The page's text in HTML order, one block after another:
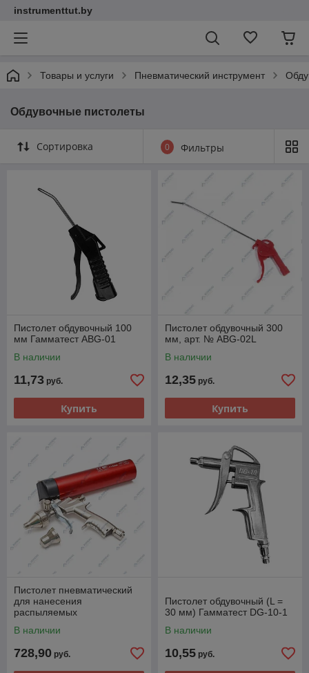
instrumenttut.by
Товары и услуги Пневматический инструмент
Обдувочные пистолеты
Сортировка 0 Фильтры
Пистолет обдувочный 100
мм Гамматест ABG-01
В наличии
11,73 руб.
Купить
Пистолет обдувочный 300
мм, арт. № ABG-02L
В наличии
12,35 руб.
Купить
Пистолет пневматический
для нанесения
распыляемых
герметиков F1/SAM MY2020
В наличии
728,90 руб.
Пистолет обдувочный (L =
30 мм) Гамматест DG-10-1
В наличии
10,55 руб.